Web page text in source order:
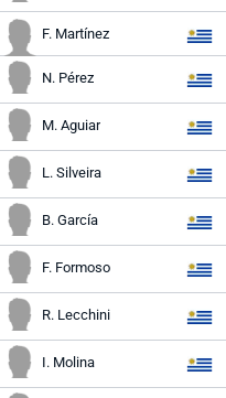
F. Martínez
N. Pérez
M. Aguiar
L. Silveira
B. García
F. Formoso
R. Lecchini
I. Molina